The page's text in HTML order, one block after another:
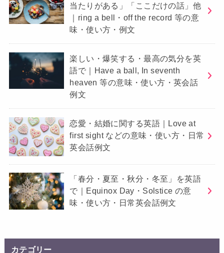
当たりがある」「ここだけの話」他
｜ring a bell・off the record 等の意
味・使い方・例文
楽しい・爆笑する・最高の気分を英
語で｜Have a ball, In seventh
heaven 等の意味・使い方・英会話
例文
恋愛・結婚に関する英語｜Love at
first sight などの意味・使い方・日常
英会話例文
「春分・夏至・秋分・冬至」を英語
で｜Equinox Day・Solstice の意
味・使い方・日常英会話例文
カテゴリー